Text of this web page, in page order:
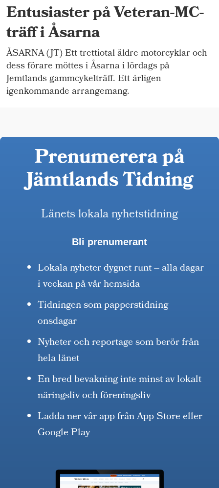
Entusiaster på Veteran-MC-
träff i Åsarna
ÅSARNA (JT) Ett trettiotal äldre motorcyklar och
dess förare möttes i Åsarna i lördags på
Jemtlands gammcykelträff. Ett årligen
igenkommande arrangemang.
Prenumerera på
Jämtlands Tidning
Länets lokala nyhetstidning
Bli prenumerant
Lokala nyheter dygnet runt – alla dagar
i veckan på vår hemsida
Tidningen som papperstidning
onsdagar
Nyheter och reportage som berör från
hela länet
En bred bevakning inte minst av lokalt
näringsliv och föreningsliv
Ladda ner vår app från App Store eller
Google Play